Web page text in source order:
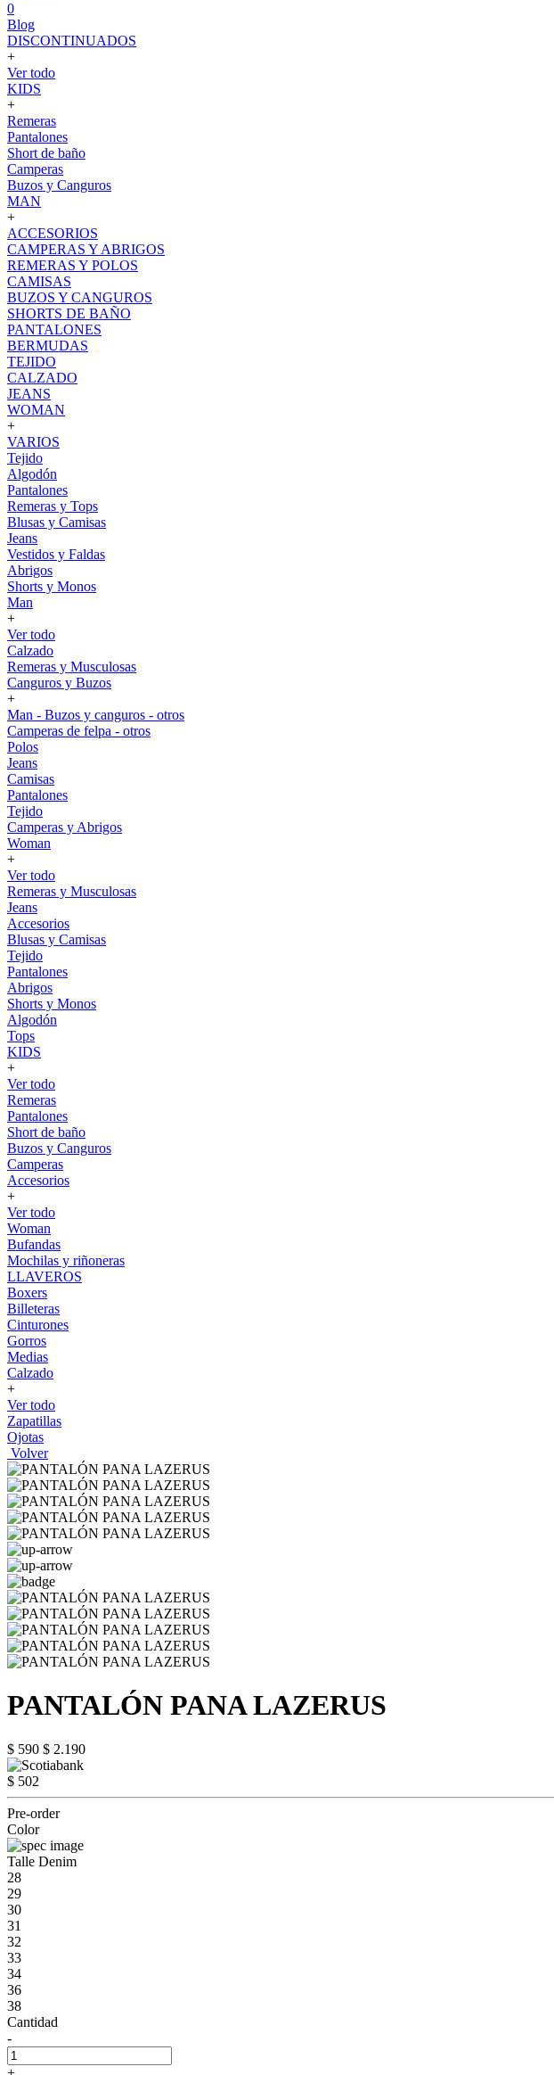
0
Blog
DISCONTINUADOS
+
Ver todo
KIDS
+
Remeras
Pantalones
Short de baño
Camperas
Buzos y Canguros
MAN
+
ACCESORIOS
CAMPERAS Y ABRIGOS
REMERAS Y POLOS
CAMISAS
BUZOS Y CANGUROS
SHORTS DE BAÑO
PANTALONES
BERMUDAS
TEJIDO
CALZADO
JEANS
WOMAN
+
VARIOS
Tejido
Algodón
Pantalones
Remeras y Tops
Blusas y Camisas
Jeans
Vestidos y Faldas
Abrigos
Shorts y Monos
Man
+
Ver todo
Calzado
Remeras y Musculosas
Canguros y Buzos
+
Man - Buzos y canguros - otros
Camperas de felpa - otros
Polos
Jeans
Camisas
Pantalones
Tejido
Camperas y Abrigos
Woman
+
Ver todo
Remeras y Musculosas
Jeans
Accesorios
Blusas y Camisas
Tejido
Pantalones
Abrigos
Shorts y Monos
Algodón
Tops
KIDS
+
Ver todo
Remeras
Pantalones
Short de baño
Buzos y Canguros
Camperas
Accesorios
+
Ver todo
Woman
Bufandas
Mochilas y riñoneras
LLAVEROS
Boxers
Billeteras
Cinturones
Gorros
Medias
Calzado
+
Ver todo
Zapatillas
Ojotas
Volver
PANTALÓN PANA LAZERUS
$ 590 $ 2.190
$ 502
Pre-order
Color
Talle Denim
28
29
30
31
32
33
34
36
38
Cantidad
-